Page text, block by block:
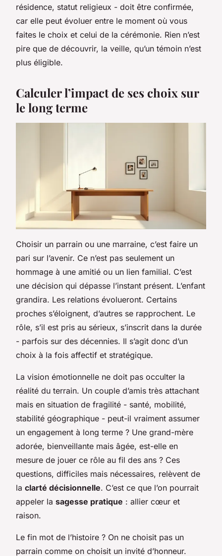
résidence, statut religieux - doit être confirmée,
car elle peut évoluer entre le moment où vous
faites le choix et celui de la cérémonie. Rien n’est
pire que de découvrir, la veille, qu’un témoin n’est
plus éligible.
Calculer l’impact de ses choix sur
le long terme
Choisir un parrain ou une marraine, c’est faire un
pari sur l’avenir. Ce n’est pas seulement un
hommage à une amitié ou un lien familial. C’est
une décision qui dépasse l’instant présent. L’enfant
grandira. Les relations évolueront. Certains
proches s’éloignent, d’autres se rapprochent. Le
rôle, s’il est pris au sérieux, s’inscrit dans la durée
- parfois sur des décennies. Il s’agit donc d’un
choix à la fois affectif et stratégique.
La vision émotionnelle ne doit pas occulter la
réalité du terrain. Un couple d’amis très attachant
mais en situation de fragilité - santé, mobilité,
stabilité géographique - peut-il vraiment assumer
un engagement à long terme ? Une grand-mère
adorée, bienveillante mais âgée, est-elle en
mesure de jouer ce rôle au fil des ans ? Ces
questions, difficiles mais nécessaires, relèvent de
la clarté décisionnelle. C’est ce que l’on pourrait
appeler la sagesse pratique : allier cœur et
raison.
Le fin mot de l’histoire ? On ne choisit pas un
parrain comme on choisit un invité d’honneur.